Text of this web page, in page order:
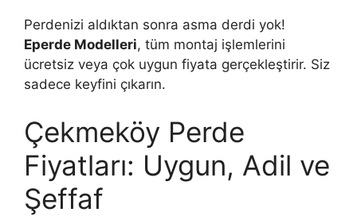
Perdenizi aldıktan sonra asma derdi yok!
Eperde Modelleri, tüm montaj işlemlerini
ücretsiz veya çok uygun fiyata gerçekleştirir. Siz
sadece keyfini çıkarın.
Çekmeköy Perde
Fiyatları: Uygun, Adil ve
Şeffaf